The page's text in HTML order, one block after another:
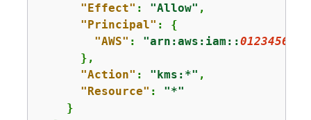
"Effect" : "Allow" ,
"Principal" : {
"AWS" : "arn:aws:iam::
      },
"Action" : "kms:*" ,
"Resource" : "*"
    }